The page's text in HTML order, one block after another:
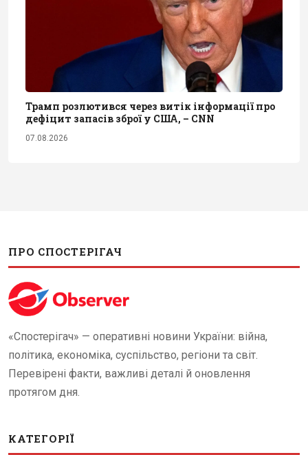
Трамп розлютився через витік інформації про
дефіцит запасів зброї у США, – CNN
07.08.2026
ПРО СПОСТЕРІГАЧ
«Спостерігач» — оперативні новини України: війна,
політика, економіка, суспільство, регіони та світ.
Перевірені факти, важливі деталі й оновлення
протягом дня.
КАТЕГОРІЇ